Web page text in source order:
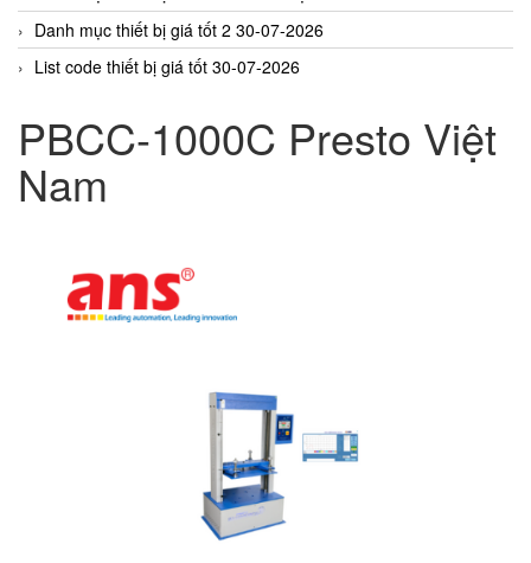
Danh mục thiết bị giá tốt 2 30-07-2026
List code thiết bị giá tốt 30-07-2026
PBCC-1000C Presto Việt
Nam